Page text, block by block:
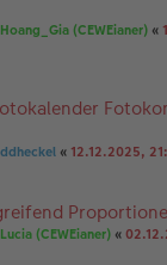
Hoang_Gia (CEWEianer) «
ddheckel « 12.12.2025,
Lucia (CEWEianer) «